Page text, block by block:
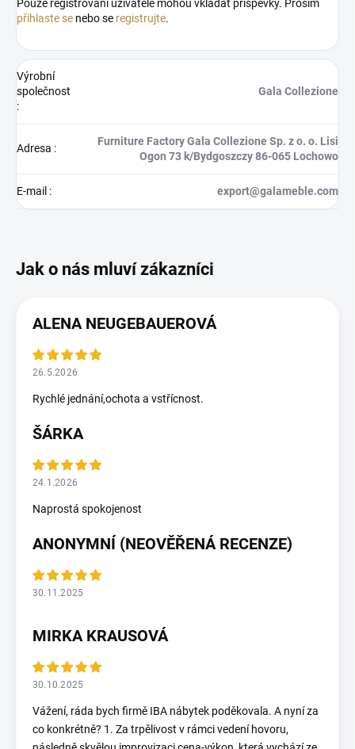
Pouze registrovaní uživatelé mohou vkládat příspěvky. Prosím
přihlaste se nebo se registrujte.
Výrobní
společnost
:
Gala Collezione
Adresa :
Furniture Factory Gala Collezione Sp. z o. o. Lisi
Ogon 73 k/Bydgoszczy 86-065 Lochowo
E-mail : export@galameble.com
ALENA NEUGEBAUEROVÁ
26.5.2026
Rychlé jednání,ochota a vstřícnost.
ŠÁRKA
24.1.2026
Naprostá spokojenost
ANONYMNÍ (NEOVĚŘENÁ RECENZE)
30.11.2025
MIRKA KRAUSOVÁ
30.10.2025
Vážení, ráda bych firmě IBA nábytek poděkovala. A nyní za
co konkrétně? 1. Za trpělivost v rámci vedení hovoru,